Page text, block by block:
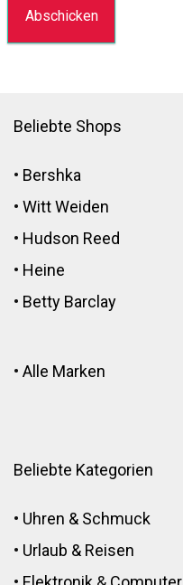
Beliebte Shops
• Bershka
• Witt Weiden
• Hudson Reed
• Heine
• Betty Barclay
• Alle Marken
Beliebte Kategorien
• Uhren & Schmuck
• Urlaub & Reisen